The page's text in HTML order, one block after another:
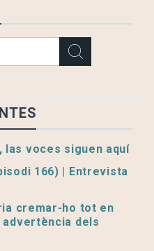
las voces siguen aquí
166) | Entrevista
cremar-ho tot en
advertència dels